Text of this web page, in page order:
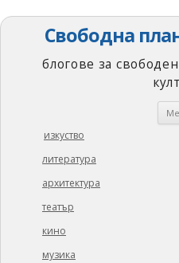
Свободна
блогове за
изкуство
литература
архитектура
театър
кино
музика